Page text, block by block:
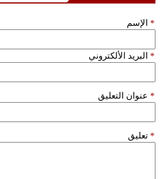
الإسم *
البريد الألكتروني *
عنوان التعليق *
تعليق *